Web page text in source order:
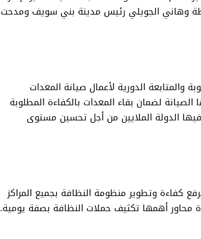
وهاني الجويلي رئيس مدينة بني سويف ومدحت
والمتابعة الدورية لأعمال صيانة المعدات
لضمان بقاء المعدات بالكفاءة المطلوبة
الدولة الملايين من أجل تحسين مستوى
كفاءة وتطوير منظومة النظافة بجميع المراكز
أهمها تكثيف حملات النظافة بصفة يومية.